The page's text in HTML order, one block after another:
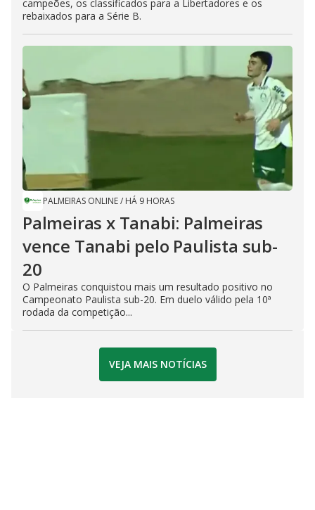
campeões, os classificados para a Libertadores e os
rebaixados para a Série B.
PALMEIRAS ONLINE/ HÁ 9 HORAS
Palmeiras x Tanabi: Palmeiras
vence Tanabi pelo Paulista sub-
20
O Palmeiras conquistou mais um resultado positivo no
Campeonato Paulista sub-20. Em duelo válido pela 10ª
rodada da competição...
VEJA MAIS NOTÍCIAS